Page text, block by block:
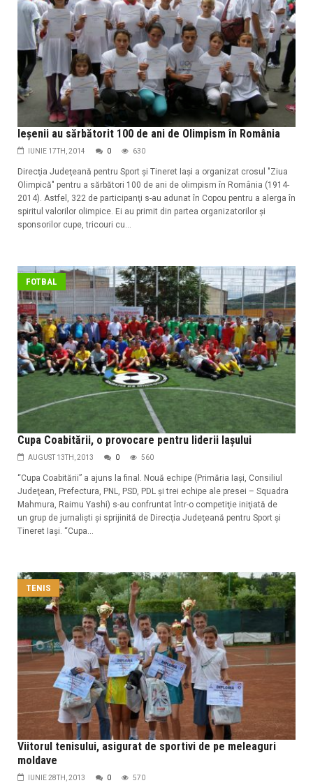
Ieşenii au sărbătorit 100 de ani de Olimpism în România
IUNIE 17TH, 2014 0 630
Direcţia Judeţeană pentru Sport şi Tineret Iaşi a organizat crosul "Ziua
Olimpică" pentru a sărbători 100 de ani de olimpism în România (1914-
2014). Astfel, 322 de participanţi s-au adunat în Copou pentru a alerga în
spiritul valorilor olimpice. Ei au primit din partea organizatorilor şi
sponsorilor cupe, tricouri cu...
FOTBAL
Cupa Coabitării, o provocare pentru liderii Iaşului
AUGUST 13TH, 2013 0 560
“Cupa Coabitării” a ajuns la final. Nouă echipe (Primăria Iaşi, Consiliul
Judeţean, Prefectura, PNL, PSD, PDL şi trei echipe ale presei – Squadra
Mahmura, Raimu Yashi) s-au confruntat într-o competiţie iniţiată de
un grup de jurnalişti şi sprijinită de Direcţia Judeţeană pentru Sport şi
Tineret Iaşi. “Cupa...
TENIS
Viitorul tenisului, asigurat de sportivi de pe meleaguri
moldave
IUNIE 28TH, 2013 0 570